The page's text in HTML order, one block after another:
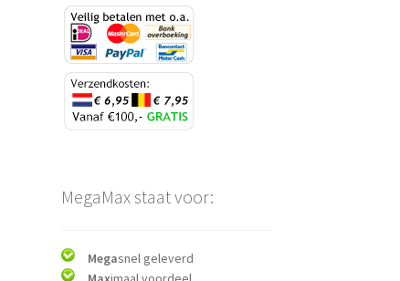
MegaMax staat voor:
Megasnel geleverd